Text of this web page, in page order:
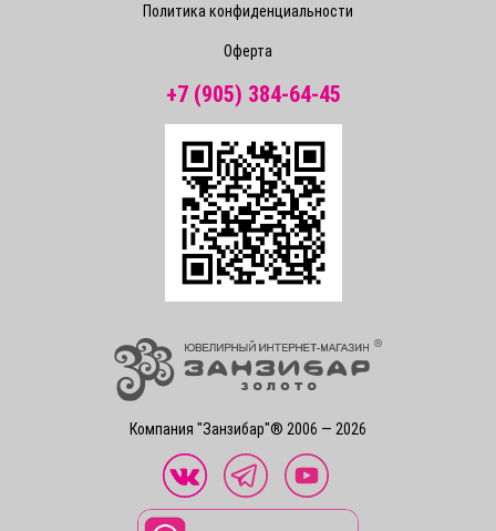
Компания "Занзибар"® 2006 — 2026
Политика конфиденциальности
Оферта
+7 (905) 384-64-45